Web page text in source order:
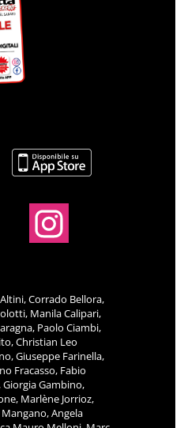
Corrado Bellora,
Manila Calipari,
Paolo Ciambi,
Christian Leo
Giuseppe Farinella,
Fracasso, Fabio
Giorgia Gambino,
Marlène Jorrioz,
Angela